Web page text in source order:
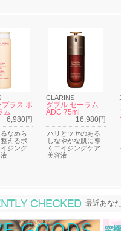
ラス ボ
ム
6,980円
なめら
えるボ
ジング
CLARINS
ダブル セーラム
ADC 75ml
16,980円
ハリとツヤのある
しなやかな肌に導
くエイジングケア
美容液
最近あな
最近あな